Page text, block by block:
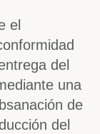
el
del
una
de
del